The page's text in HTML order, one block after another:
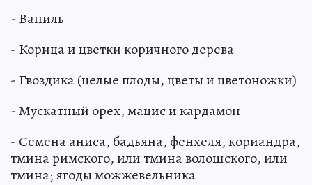
- Ваниль
- Корица и цветки коричного дерева
- Гвоздика (целые плоды, цветы и цветоножки)
- Мускатный орех, мацис и кардамон
- Семена аниса, бадьяна, фенхеля, кориандра,
тмина римского, или тмина волошского, или
тмина; ягоды можжевельника